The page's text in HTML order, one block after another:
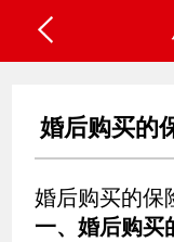

婚后购买的
婚后购买的保
一、婚后购买